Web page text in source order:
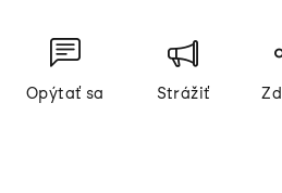
Opýtať sa Strážiť